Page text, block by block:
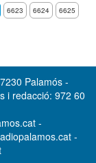
6623 6624
6625
Palamós -
i redacció: 972 60
-
-